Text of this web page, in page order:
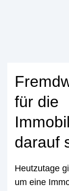
für die
darauf
Heutzutage
um eine